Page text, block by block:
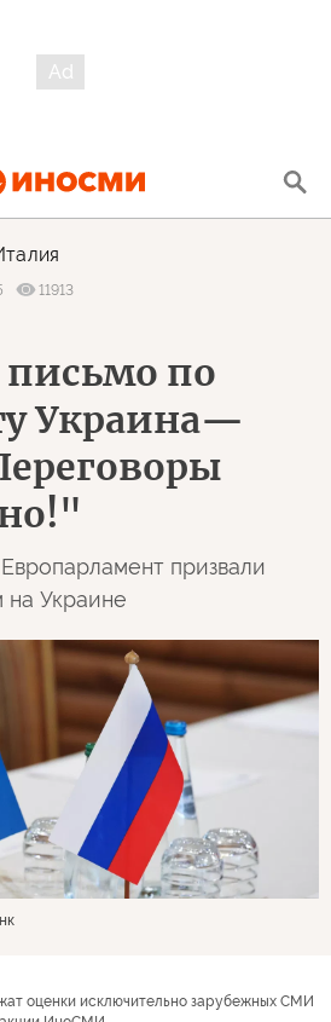
11913
по
Украина—
призвали
на Украине
оценки исключительно зарубежных СМИ